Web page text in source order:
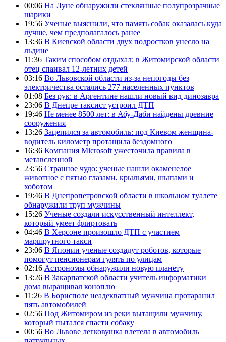
00:06 На Луне обнаружили стеклянные полупрозрачные
шарики
19:56 Ученые выяснили, что память собак оказалась куда
лучше, чем предполагалось ранее
13:36 В Киевской области двух подростков унесло на
льдине
11:36 Таким способом отдыхал: в Житомирской области
отец спаивал 12-летних детей
03:16 Во Львовской области из-за непогоды без
электричества остались 277 населенных пунктов
01:08 Без рук: в Аргентине нашли новый вид динозавра
23:06 В Днепре таксист устроил ДТП
19:46 Не менее 8500 лет: в Абу-Даби найдены древние
сооружения
13:26 Зацепился за автомобиль: под Киевом женщина-
водитель километр протащила бездомного
16:36 Компания Microsoft ужесточила правила в
метавсленной
23:56 Странное чудо: ученые нашли окаменелое
животное с пятью глазами, крыльями, шыпами и
хоботом
19:46 В Днепропетровской области в школьном туалете
обнаружили труп мужчины
15:26 Ученые создали искусственный интеллект,
который умеет флиртовать
04:46 В Херсоне произошло ДТП с участием
маршрутного такси
23:06 В Японии ученые создадут роботов, которые
помогут пенсионерам гулять по улицам
02:16 Астрономы обнаружили новую планету
13:26 В Закарпатской области учитель информатики
дома выращивал коноплю
11:26 В Борисполе неадекватный мужчина протаранил
пять автомобилей
02:56 Под Житомиром из реки вытащили мужчину,
который пытался спасти собаку
00:56 Во Львове легковушка влетела в автомобиль